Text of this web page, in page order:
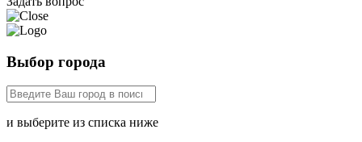
Выбор города
и выберите из списка ниже